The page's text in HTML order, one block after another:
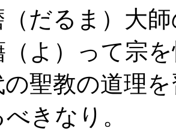
だるま）大
（よ）って宗
聖教の道理
きなり。